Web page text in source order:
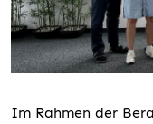
Im Rahmen der